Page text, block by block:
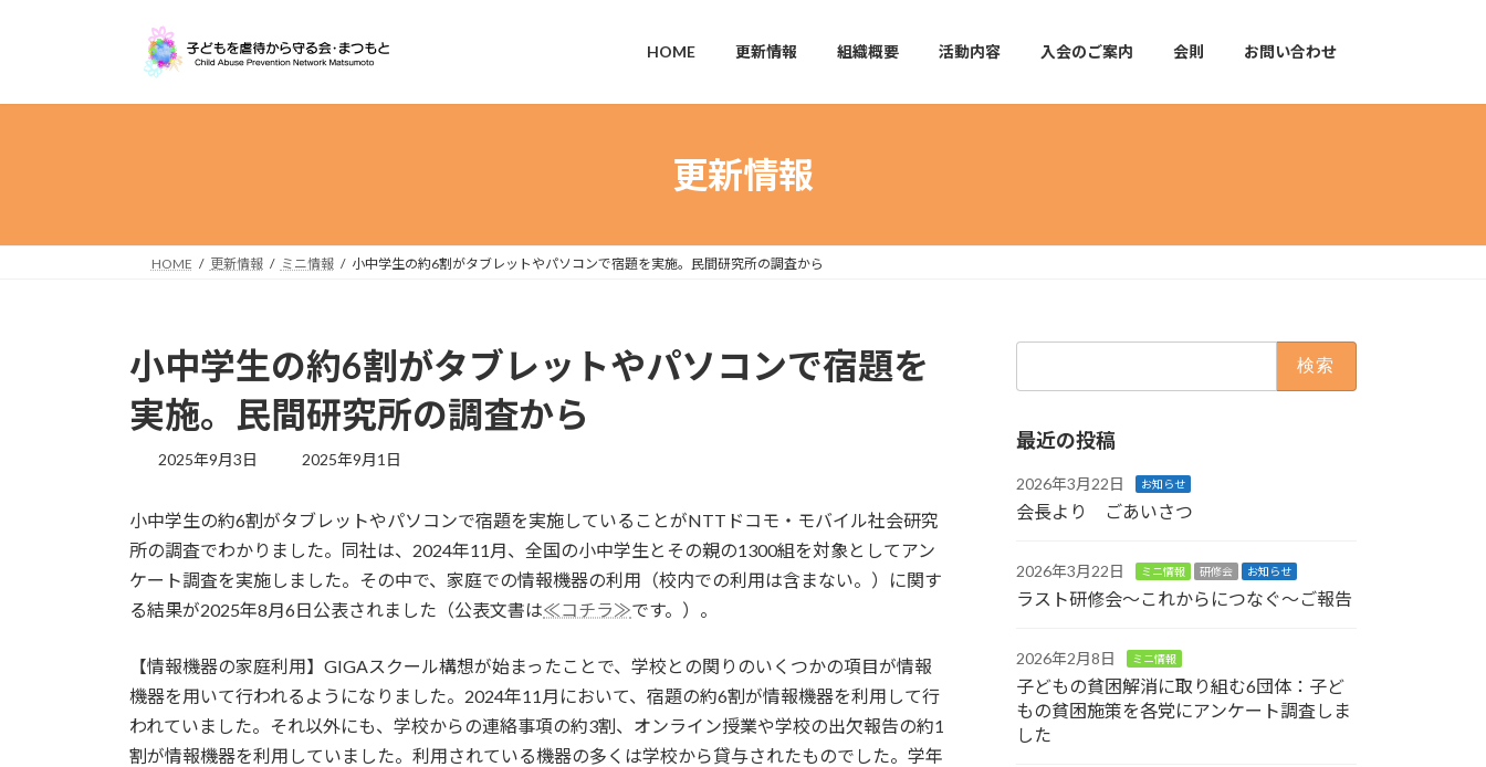
プ
動
HOME 更新情報 組織概要 活動内容 入会のご案内 会則 お問い合わせ
更新情報
HOME 更新情報 ミニ情報 小中学生の約6割がタブレットやパソコンで宿題を実施。民間研究所の調査から
小中学生の約6割がタブレットやパソコンで宿題を
実施。民間研究所の調査から
2025年9月3日
最
新
日
時
:
2025年9月1日
小中学生の約6割がタブレットやパソコンで宿題を実施していることがNTTドコモ・モバイル社会研究
所の調査でわかりました。同社は、2024年11月、全国の小中学生とその親の1300組を対象としてアン
ケート調査を実施しました。その中で、家庭での情報機器の利用（校内での利用は含まない。）に関す
る結果が2025年8月6日公表されました（公表文書は≪コチラ≫です。）。
【情報機器の家庭利用】GIGAスクール構想が始まったことで、学校との関りのいくつかの項目が情報
機器を用いて行われるようになりました。2024年11月において、宿題の約6割が情報機器を利用して行
われていました。それ以外にも、学校からの連絡事項の約3割、オンライン授業や学校の出欠報告の約1
割が情報機器を利用していました。利用されている機器の多くは学校から貸与されたものでした。学年
最近の投稿
2026年3月22日 お知らせ
会長より ごあいさつ
2026年3月22日 ミニ情報 研修会 お知らせ
ラスト研修会～これからにつなぐ～ご報告
2026年2月8日 ミニ情報
子どもの貧困解消に取り組む6団体：子ど
もの貧困施策を各党にアンケート調査しま
した